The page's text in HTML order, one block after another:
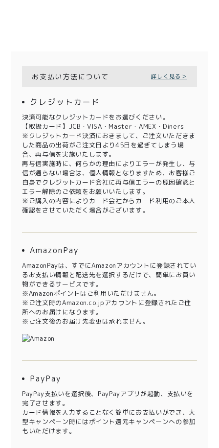
お支払い方法について 詳しく見る＞
クレジットカード
決済可能なクレジットカードをお選びください。
【取扱カード】JCB・VISA・Master・AMEX・Diners
※クレジットカード決済におきまして、ご注文いただきま
した商品の出荷がご注文日より45日を過ぎてしまう場
合、再与信を実施いたします。
再与信実施時に、何らかの理由によりエラーが発生し、与
信が通らない場合は、個人情報となりますため、お客様ご
自身でクレジットカード会社に再与信エラーの原因確認と
エラー解除のご依頼をお願いいたします。
※ご購入の内容によりカード会社からカード利用のご本人
確認をさせていただく場合がございます。
AmazonPay
AmazonPayは、すでにAmazonアカウントに登録されてい
るお支払い情報と配送先を選択するだけで、簡単にお買い
物ができるサービスです。
※Amazonポイントはご利用いただけません。
※ご注文時のAmazon.co.jpアカウントに登録されたご住
所へのお届けになります。
※ご注文後のお届け先変更は承れません。
PayPay
PayPay支払いを選択後、PayPayアプリが起動、支払いを
完了させます。
カード情報を入力することなく簡単にお支払いができ、大
型キャンペーン時にはポイント還元キャンペーンへの参加
もいただけます。